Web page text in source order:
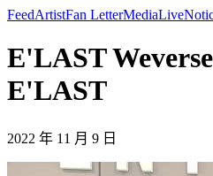
FeedArtistFan LetterMediaLive
E'LAST
E'LAST
2022 年 11 月 9 日